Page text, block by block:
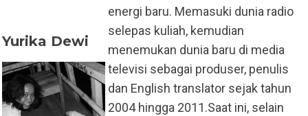
Yurika Dewi
energi baru. Memasuki dunia radio
selepas kuliah, kemudian
menemukan dunia baru di media
televisi sebagai produser, penulis
dan English translator sejak tahun
2004 hingga 2011.Saat ini, selain